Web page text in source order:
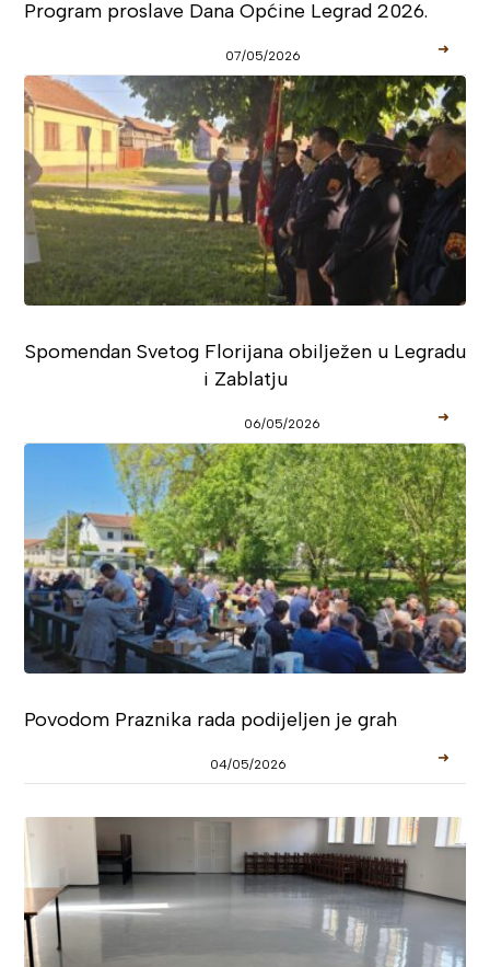
Program proslave Dana Općine Legrad 2026.
07/05/2026 ➜
Spomendan Svetog Florijana obilježen u Legradu
i Zablatju
06/05/2026 ➜
Povodom Praznika rada podijeljen je grah
04/05/2026 ➜